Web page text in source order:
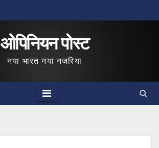
ओपिनियन पोस्ट
नया भारत नया नजरिया